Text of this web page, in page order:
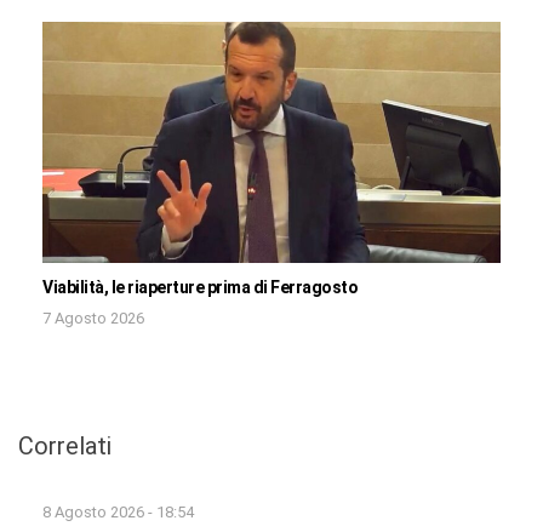
Viabilità, le riaperture prima di Ferragosto
7 Agosto 2026
Correlati
8 Agosto 2026 - 18:54